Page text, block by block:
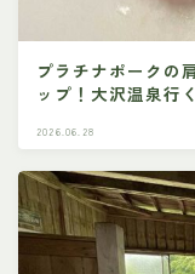
プラチナポークの
ップ！大沢温泉行
2026.06.28